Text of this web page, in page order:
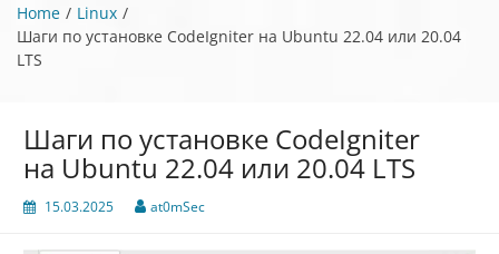
Home
Linux
Шаги по установке CodeIgniter на Ubuntu 22.04 или 20.04
LTS
Шаги по установке CodeIgniter
на Ubuntu 22.04 или 20.04 LTS
15.03.2025 at0mSec